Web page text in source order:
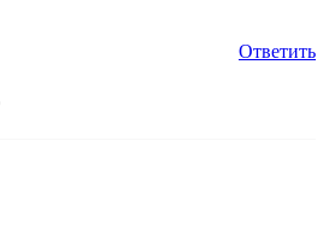
Ответить